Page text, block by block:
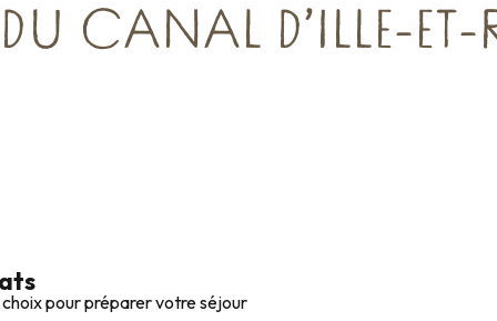
CANAL D’ILLE-
choix pour préparer votre séjour